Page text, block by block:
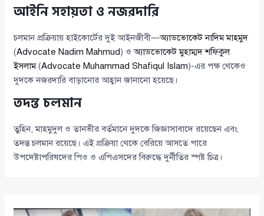
আইনি সহায়তা ও নজরদারি
চলমান প্রক্রিয়ায় হাইকোর্টের দুই আইনজীবী—অ্যাডভোকেট নাদিম মাহমুদ
(Advocate Nadim Mahmud) ওঅ্যাডভোকেট মুহাম্মদ শফিকুল
ইসলাম(Advocate Muhammad Shafiqul Islam)-এর পক্ষ থেকেও
দুদকে নজরদারি বাড়ানোর আহ্বান জানানো হয়েছে।
তদন্ত চলমান
তুহিন, মাহমুদুল ও তানভীর বর্তমানে দুদকে জিজ্ঞাসাবাদে রয়েছেন এবং
তদন্ত চলমান রয়েছে। এই প্রক্রিয়া থেকে বেরিয়ে আসতে পারে
উপদেষ্টাপরিষদের পিও ও এপিএসদের বিরুদ্ধে দুর্নীতির স্পষ্ট চিত্র।